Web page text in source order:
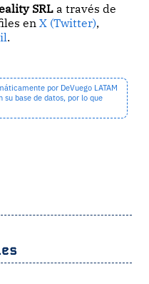
SRL a través de
enX (Twitter),
.
por DeVuego LATAM
base de datos, por lo que